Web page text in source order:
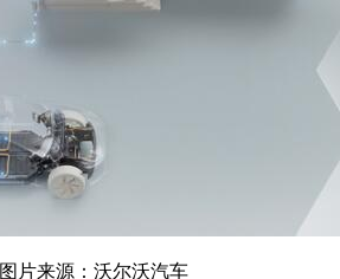
图片来源：沃尔沃汽车